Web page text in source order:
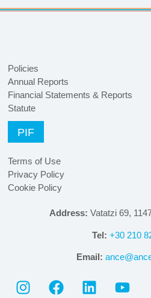
Policies
Annual Reports
Financial Statements & Reports
Statute
PIF
Terms of Use
Privacy Policy
Cookie Policy
Address: Vatatzi 69,
Tel: +30 210
Email: